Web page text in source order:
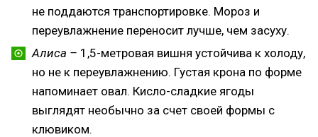
не поддаются транспортировке. Мороз и
переувлажнение переносит лучше, чем засуху.
Алиса – 1,5-метровая вишня устойчива к холоду,
но не к переувлажнению. Густая крона по форме
напоминает овал. Кисло-сладкие ягоды
выглядят необычно за счет своей формы с
клювиком.